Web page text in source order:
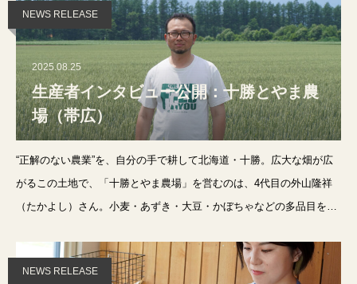
NEWS RELEASE
2025.08.25
生産者インタビュー公開：十勝とやま農
場（帯広）
“正解のない農業”を、自分の手で耕して北海道・十勝。広大な畑が広
がるこの土地で、「十勝とやま農場」を営むのは、4代目の外山隆祥
（たかよし）さん。小麦・あずき・大豆・かぼちゃなどの多品目を育
協働など、多彩な取り組
NEWS RELEASE